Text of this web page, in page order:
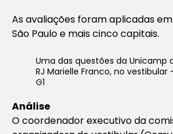
As avaliações foram aplicadas
São Paulo e mais cinco capitais.
Uma das questões da
RJ Marielle Franco, no
G1
Análise
O coordenador executivo da